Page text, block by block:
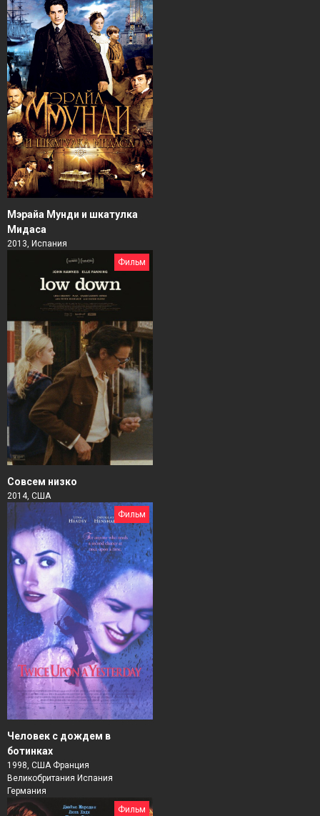
Мэрайа Мунди и шкатулка
Мидаса
2013, Испания
Фильм
Совсем низко
2014, США
Фильм
Человек с дождем в
ботинках
1998, США Франция
Великобритания Испания
Германия
Фильм